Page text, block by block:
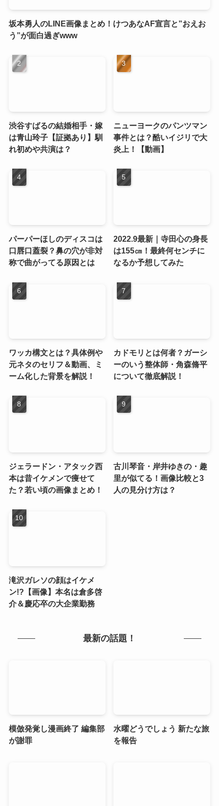
坂本勇人のLINE画像まとめ！けつあなAF宣言と”おえお
う”が面白過ぎwww
渋谷すばるの結婚相手・嫁
は青山玲子【証拠あり】馴
れ初めや共演は？
ニューヨークのパンツマン
事件とは？酷いイジリで大
炎上！【動画】
パーパーほしのディスコは
口唇口蓋裂？鼻の穴が非対
称で曲がってる原因とは
2022.9最新｜寺田心の身長
は155㎝！最終何センチに
なるか予想してみた
ワッカ構文とは？具体例や
元ネタのセリフ＆動画、ミ
ーム化した背景を解説！
カドモリとは何者？ガーシ
ーのいう整体師・角森脩平
について徹底解説！
ジェラードン・アタック西
本は昔イケメンで痩せて
た？若い頃の画像まとめ！
古川琴音・岸井ゆきの・趣
里が似てる！画像比較と3
人の見分け方は？
滝沢ガレソの顔はイケメ
ン!?【画像】本名は倉多啓
介＆慶応卒の大企業勤務
最新の話題！
模倣発覚し漫画終了 編集部
が謝罪
水曜どうでしょう 新たな旅
を報告